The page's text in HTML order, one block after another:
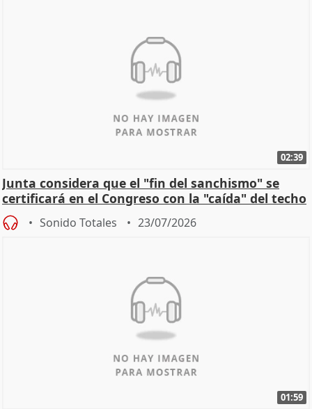
02:39
Junta considera que el "fin del sanchismo" se
certificará en el Congreso con la "caída" del techo
de
Sonido Totales 23/07/2026
01:59